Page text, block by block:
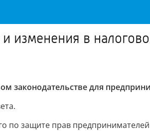
в
законодательстве для
по защите прав